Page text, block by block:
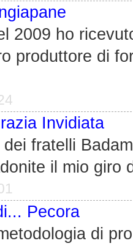
2009 ho
produttore di
Invidiata
fratelli
il mio giro
Pecora
di